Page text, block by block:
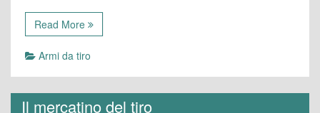
Read More
Armi da tiro
Il mercatino del tiro